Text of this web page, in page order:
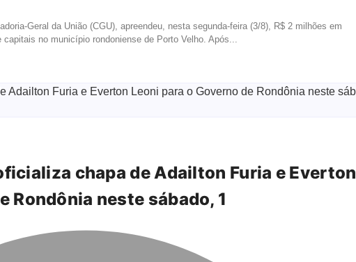
Geral da União (CGU), apreendeu, nesta segunda-feira (3/8), R$ 2 milhões em
no município rondoniense de Porto Velho. Após...
chapa de Adailton Furia e Everton
Rondônia neste sábado, 1